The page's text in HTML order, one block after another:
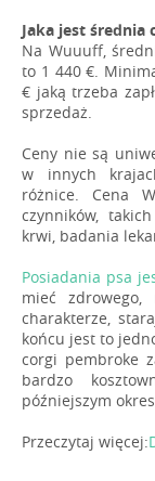
Jaka jest średnia
Na Wuuuff,
to 1 440 €.
€ jaką trzeba
sprzedaż.
Ceny nie są
w innych
różnice. Cena
czynników,
krwi, badania
Posiadania psa
mieć zdrowego,
charakterze,
końcu jest to
corgi pembroke
bardzo
późniejszym
Przeczytaj więcej: